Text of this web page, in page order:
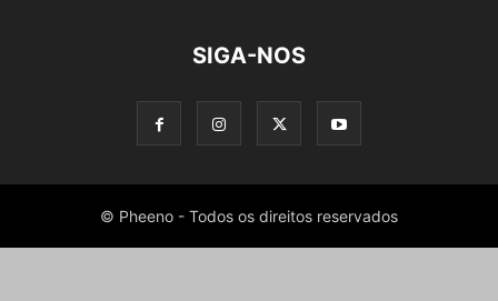
SIGA-NOS
© Pheeno - Todos os direitos reservados